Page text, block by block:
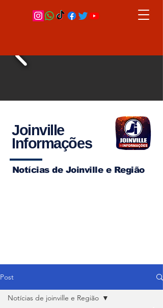
Joinville
Informações
Notícias de Joinville e Região
Post
Notícias de joinville e Região